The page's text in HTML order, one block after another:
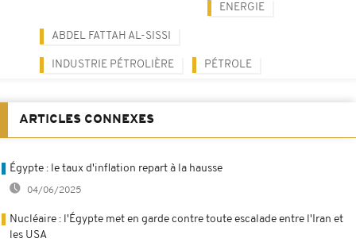
ENERGIE
ABDEL FATTAH AL-SISSI
INDUSTRIE PÉTROLIÈRE PÉTROLE
ARTICLES CONNEXES
Égypte : le taux d'inflation repart à la hausse
04/06/2025
Nucléaire : l'Égypte met en garde contre toute escalade entre l'Iran et
les USA